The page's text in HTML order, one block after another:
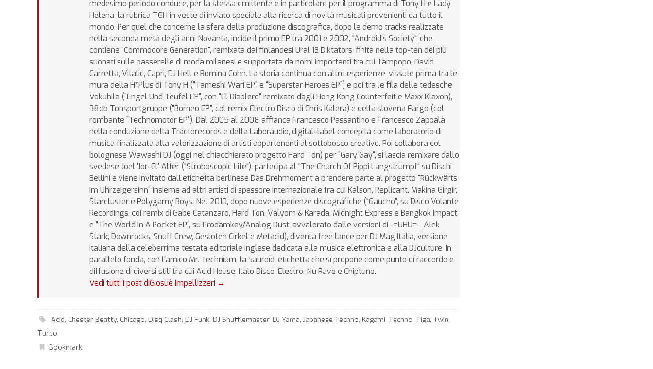
medesimo periodo conduce, per la stessa emittente e in particolare per il programma di Tony H e Lady
Helena, la rubrica TGH in veste di inviato speciale alla ricerca di novità musicali provenienti da tutto il
mondo. Per quel che concerne la sfera della produzione discografica, dopo le demo tracks realizzate
nella seconda metà degli anni Novanta, incide il primo EP tra 2001 e 2002, "Android's Society", che
contiene "Commodore Generation", remixata dai finlandesi Ural 13 Diktators, finita nella top-ten dei più
suonati sulle passerelle di moda milanesi e supportata da nomi importanti tra cui Tampopo, David
Carretta, Vitalic, Capri, DJ Hell e Romina Cohn. La storia continua con altre esperienze, vissute prima tra le
mura della H*Plus di Tony H ("Tameshi Wari EP" e "Superstar Heroes EP") e poi tra le fila delle tedesche
Vokuhila ("Engel Und Teufel EP", con "El Diablero" remixato dagli Hong Kong Counterfeit e Maxx Klaxon),
38db Tonsportgruppe ("Borneo EP", col remix Electro Disco di Chris Kalera) e della slovena Fargo (col
rombante "Technomotor EP"). Dal 2005 al 2008 affianca Francesco Passantino e Francesco Zappalà
nella conduzione della Tractorecords e della Laboraudio, digital-label concepita come laboratorio di
musica finalizzata alla valorizzazione di artisti appartenenti al sottobosco creativo. Poi collabora col
bolognese Wawashi DJ (oggi nel chiacchierato progetto Hard Ton) per "Gary Gay", si lascia remixare dallo
svedese Joel 'Jor-El' Alter ("Stroboscopic Life"), partecipa al "The Church Of Pippi Langstrumpf" su Dischi
Bellini e viene invitato dall'etichetta berlinese Das Drehmoment a prendere parte al progetto "Rückwärts
Im Uhrzeigersinn" insieme ad altri artisti di spessore internazionale tra cui Kalson, Replicant, Makina Girgir,
Starcluster e Polygamy Boys. Nel 2010, dopo nuove esperienze discografiche ("Gaucho", su Disco Volante
Recordings, coi remix di Gabe Catanzaro, Hard Ton, Valyom & Karada, Midnight Express e Bangkok Impact,
e "The World In A Pocket EP", su Prodamkey/Analog Dust, avvalorato dalle versioni di -=UHU=-, Alek
Stark, Downrocks, Snuff Crew, Gesloten Cirkel e Metacid), diventa free lance per DJ Mag Italia, versione
italiana della celeberrima testata editoriale inglese dedicata alla musica elettronica e alla DJculture. In
parallelo fonda, con l'amico Mr. Technium, la Sauroid, etichetta che si propone come punto di raccordo e
diffusione di diversi stili tra cui Acid House, Italo Disco, Electro, Nu Rave e Chiptune.
Vedi tutti i post diGiosuè Impellizzeri →
Acid, Chester Beatty, Chicago,Disq Clash,DJ Funk,DJ Shufflemaster,DJ Yama,Japanese Techno,Kagami, Techno, Tiga, Twin
Turbo.
Bookmark.